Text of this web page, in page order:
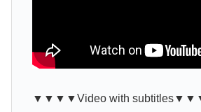
▼▼▼▼Video with